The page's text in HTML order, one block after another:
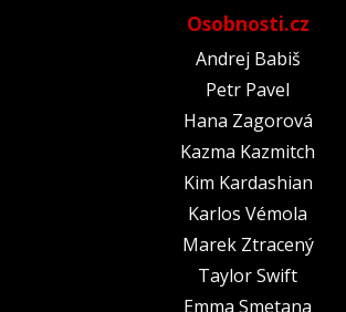
Osobnosti.cz
Andrej Babiš
Petr Pavel
Hana Zagorová
Kazma Kazmitch
Kim Kardashian
Karlos Vémola
Marek Ztracený
Taylor Swift
Emma Smetana